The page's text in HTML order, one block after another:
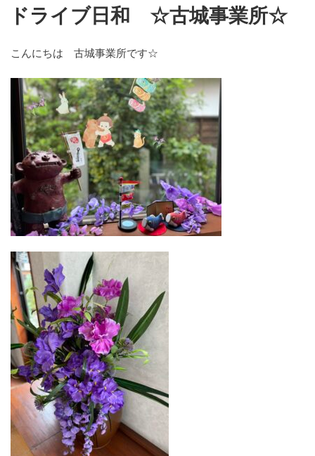
稿
日:ドライブ日和 ☆古城事業所☆
こんにちは 古城事業所です☆